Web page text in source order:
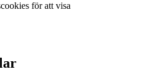
för att visa